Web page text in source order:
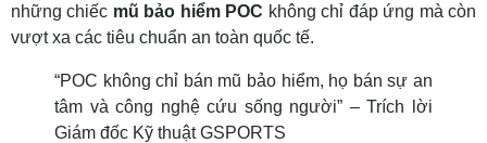
những chiếc mũ bảo hiểm POC không chỉ đáp ứng mà còn
vượt xa các tiêu chuẩn an toàn quốc tế.
“POC không chỉ bán mũ bảo hiểm, họ bán sự an
tâm và công nghệ cứu sống người” – Trích lời
Giám đốc Kỹ thuật GSPORTS